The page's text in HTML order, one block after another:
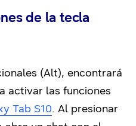
de la tecla
(Alt), encontrará
activar las funciones
Tab S10. Al presionar